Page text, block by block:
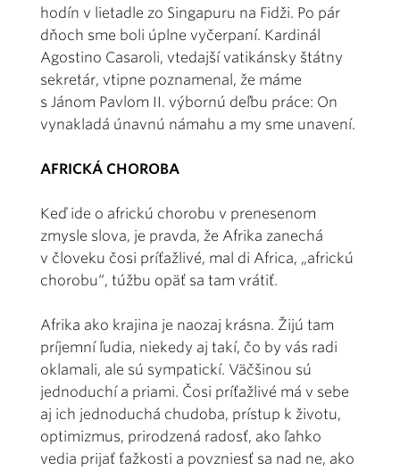
hodín v lietadle zo Singapuru na Fidži. Po pár
dňoch sme boli úplne vyčerpaní. Kardinál
Agostino Casaroli, vtedajší vatikánsky štátny
sekretár, vtipne poznamenal, že máme
s Jánom Pavlom II. výbornú deľbu práce: On
vynakladá únavnú námahu a my sme unavení.
AFRICKÁ CHOROBA
Keď ide o africkú chorobu v prenesenom
zmysle slova, je pravda, že Afrika zanechá
v človeku čosi príťažlivé, mal di Africa, „africkú
chorobu“, túžbu opäť sa tam vrátiť.
Afrika ako krajina je naozaj krásna. Žijú tam
príjemní ľudia, niekedy aj takí, čo by vás radi
oklamali, ale sú sympatickí. Väčšinou sú
jednoduchí a priami. Čosi príťažlivé má v sebe
aj ich jednoduchá chudoba, prístup k životu,
optimizmus, prirodzená radosť, ako ľahko
vedia prijať ťažkosti a povzniesť sa nad ne, ako